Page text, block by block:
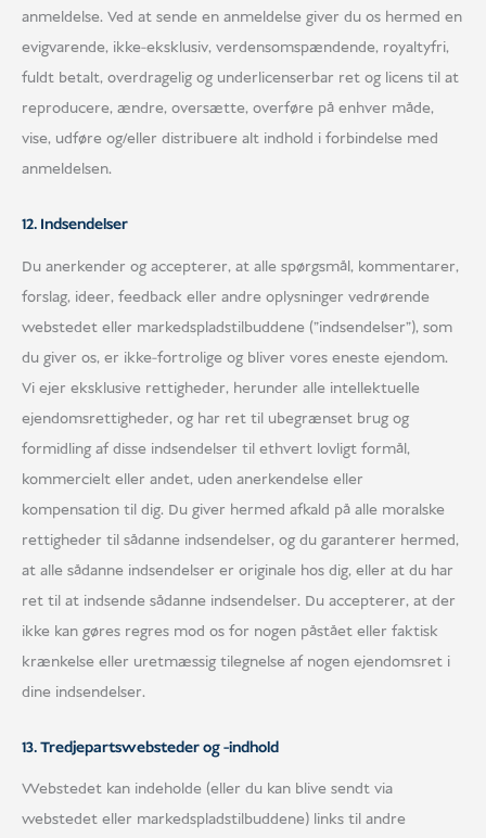
anmeldelse. Ved at sende en anmeldelse giver du os hermed en
evigvarende, ikke-eksklusiv, verdensomspændende, royaltyfri,
fuldt betalt, overdragelig og underlicenserbar ret og licens til at
reproducere, ændre, oversætte, overføre på enhver måde,
vise, udføre og/eller distribuere alt indhold i forbindelse med
anmeldelsen.
12. Indsendelser
Du anerkender og accepterer, at alle spørgsmål, kommentarer,
forslag, ideer, feedback eller andre oplysninger vedrørende
webstedet eller markedspladstilbuddene ("indsendelser"), som
du giver os, er ikke-fortrolige og bliver vores eneste ejendom.
Vi ejer eksklusive rettigheder, herunder alle intellektuelle
ejendomsrettigheder, og har ret til ubegrænset brug og
formidling af disse indsendelser til ethvert lovligt formål,
kommercielt eller andet, uden anerkendelse eller
kompensation til dig. Du giver hermed afkald på alle moralske
rettigheder til sådanne indsendelser, og du garanterer hermed,
at alle sådanne indsendelser er originale hos dig, eller at du har
ret til at indsende sådanne indsendelser. Du accepterer, at der
ikke kan gøres regres mod os for nogen påstået eller faktisk
krænkelse eller uretmæssig tilegnelse af nogen ejendomsret i
dine indsendelser.
13. Tredjepartswebsteder og -indhold
Webstedet kan indeholde (eller du kan blive sendt via
webstedet eller markedspladstilbuddene) links til andre